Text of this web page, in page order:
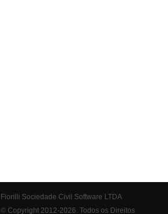
Fiorilli Sociedade Civil Software LTDA
© Copyright 2012-2026. Todos os Direitos